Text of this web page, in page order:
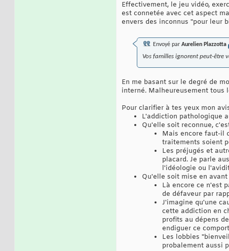
Effectivement, le jeu vidéo,
est connetée avec cet aspect
envers des inconnus "pour leur
Envoyé par Aurelien Plazzotta
Vos familles ignorent peut-être
En me basant sur le degré de
interné. Malheureusement tous
Pour clarifier à tes yeux mon
L'addiction pathologique
Qu'elle soit reconnue,
Mais encore faut-il
traitements soient
Les préjugés et
placard. Je parle
l'idéologie ou
Qu'elle soit mise en
Là encore ce n'est
de défaveur par
J'imagine qu'une
cette addiction en
profits au dépens
endiguer ce
Les lobbies
probalement aussi